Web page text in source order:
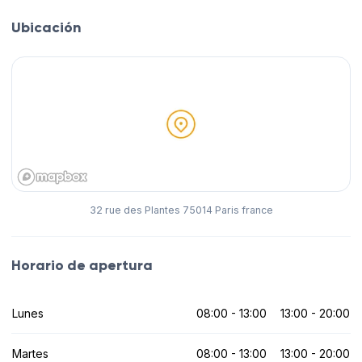
Ubicación
32 rue des Plantes 75014 Paris france
Horario de apertura
Lunes 08:00 - 13:00 13:00 - 20:00
Martes 08:00 - 13:00 13:00 - 20:00